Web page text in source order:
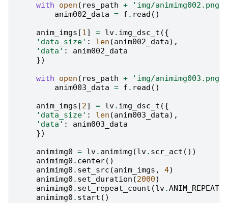
with
open ( res_path + 'img/animimg002.png'
anim002_data = f . read ()
anim_imgs [1] = lv. img_dsc_t ({
'data_size' : len (anim002_data),
'data' :
anim002_data
})
with
open ( res_path + 'img/animimg003.png'
anim003_data = f . read ()
anim_imgs [2] = lv. img_dsc_t ({
'data_size' : len (anim003_data),
'data' :
anim003_data
})
animimg0 = lv. animimg (lv. scr_act ())
animimg0 . center()
animimg0 . set_src (anim_imgs , 4)
animimg0 . set_duration (2000)
animimg0 . set_repeat_count (lv.
animimg0 . start ()